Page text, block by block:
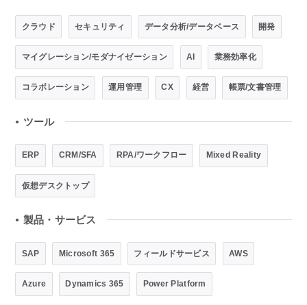
クラウド セキュリティ データ分析/データベース 開発
マイグレーション/モダナイゼーション AI 業務効率化
コラボレーション 運用管理 CX 経営 帳票/文書管理
● ツール
ERP CRM/SFA RPA/ワークフロー Mixed Reality
仮想デスクトップ
● 製品・サービス
SAP Microsoft 365 フィールドサービス AWS
Azure Dynamics 365 Power Platform